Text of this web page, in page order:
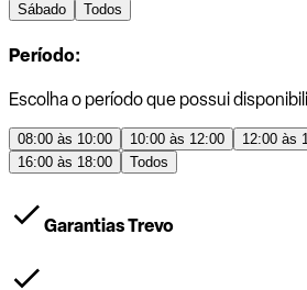
Sábado
Todos
Período:
Escolha o período que possui
08:00 às 10:00 10:00 às 12:00 12:00 às
16:00 às 18:00
Todos
Garantias Trevo